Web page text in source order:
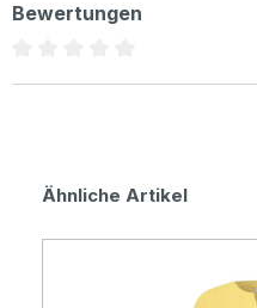
Bewertungen
Produktgalerie
Ähnliche Artikel